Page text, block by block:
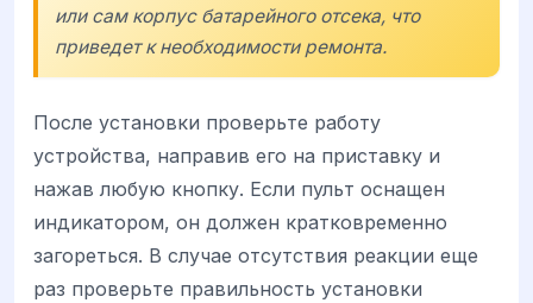
или сам корпус батарейного отсека, что
приведет к необходимости ремонта.
После установки проверьте работу
устройства, направив его на приставку и
нажав любую кнопку. Если пульт оснащен
индикатором, он должен кратковременно
загореться. В случае отсутствия реакции еще
раз проверьте правильность установки